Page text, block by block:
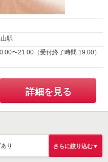
駅
〜21:00（受付終了時間 19:00）
詳細を見る
り さらに絞り込む▼